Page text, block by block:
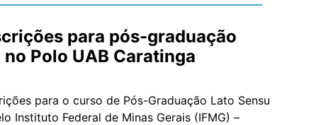
para pós-graduação
Polo UAB Caratinga
para o curso de Pós-Graduação Lato Sensu
Instituto Federal de Minas Gerais (IFMG) –